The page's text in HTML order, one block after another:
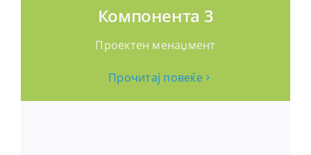
Компонента 3
Проектен менаџмент
Прочитај повеќе